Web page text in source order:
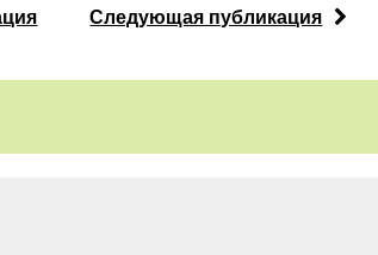
Следующая публикация